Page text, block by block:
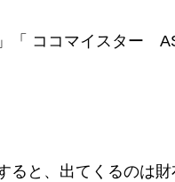
「 ココマイスター
ると、出てくるのは財